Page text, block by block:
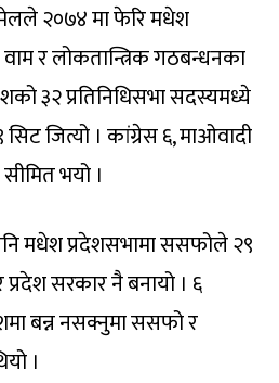
२०७४ मा फेरि मधेश
र लोकतान्त्रिक गठबन्धनका
३२ प्रतिनिधिसभा सदस्यमध्ये
जित्यो । कांग्रेस ६, माओवादी
भयो ।
मधेश प्रदेशसभामा ससफोले २९
सरकार नै बनायो । ६
बन्न नसक्नुमा ससफो र
।